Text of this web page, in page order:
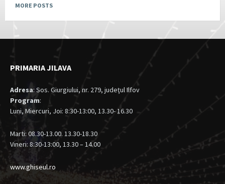
MORE POSTS
PRIMARIA JILAVA
Adresa: Sos. Giurgiului, nr. 279, judeţul Ilfov
Program:
Luni, Miercuri, Joi: 8:30-13:00, 13.30- 16.30
Marti: 08.30-13.00. 13.30-18.30
Vineri: 8:30-13:00, 13.30 – 14.00
www.ghiseul.ro